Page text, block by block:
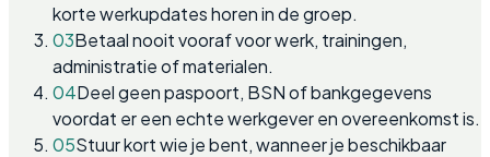
korte werkupdates horen in de groep.
03Betaal nooit vooraf voor werk, trainingen,
administratie of materialen.
04Deel geen paspoort, BSN of bankgegevens
voordat er een echte werkgever en overeenkomst is.
05Stuur kort wie je bent, wanneer je beschikbaar